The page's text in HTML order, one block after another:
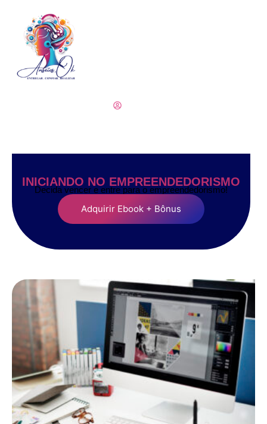
INICIANDO NO EMPREENDEDORISMO
Decida vencer e entre para o empreendedorismo!
Adquirir Ebook + Bônus